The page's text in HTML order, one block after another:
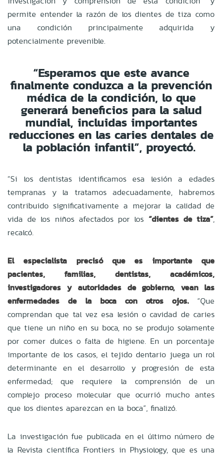
permite entender la razón de los dientes de tiza como
una condición principalmente adquirida y
potencialmente prevenible.
“Esperamos que este avance
finalmente conduzca a la prevención
médica de la condición, lo que
generará beneficios para la salud
mundial, incluidas importantes
reducciones en las caries dentales de
la población infantil”, proyectó.
“Si los dentistas identificamos esa lesión a edades
tempranas y la tratamos adecuadamente, habremos
contribuido significativamente a mejorar la calidad de
vida de los niños afectados por los “dientes de tiza”,
recalcó.
El especialista precisó que es importante que
pacientes, familias, dentistas, académicos,
investigadores y autoridades de gobierno, vean las
enfermedades de la boca con otros ojos. “Que
comprendan que tal vez esa lesión o cavidad de caries
que tiene un niño en su boca, no se produjo solamente
por comer dulces o falta de higiene. En un porcentaje
importante de los casos, el tejido dentario juega un rol
determinante en el desarrollo y progresión de esta
enfermedad; que requiere la comprensión de un
complejo proceso molecular que ocurrió mucho antes
que los dientes aparezcan en la boca”, finalizó.
La investigación fue publicada en el último número de
la Revista científica Frontiers in Physiology, que es una